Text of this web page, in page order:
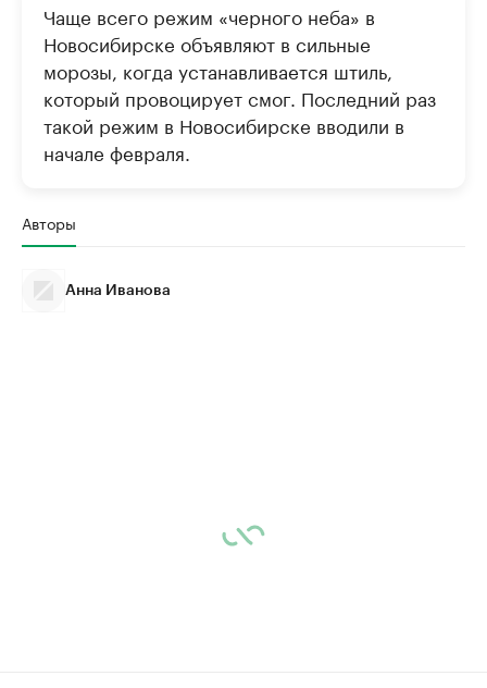
Чаще всего режим «черного неба» в
Новосибирске объявляют в сильные
морозы, когда устанавливается штиль,
который провоцирует смог. Последний раз
такой режим в Новосибирске вводили в
начале февраля.
Авторы
Анна Иванова